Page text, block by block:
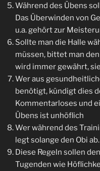
Während des Übens
Das Überwinden von
u.a. gehört zur
Sollte man die Halle
müssen, bittet man
wird immer gewährt,
Wer aus
benötigt, kündigt dies
Kommentarloses und
Übens ist unhöflich
Wer während des
legt solange den Obi ab.
Diese Regeln sollen
Tugenden wie